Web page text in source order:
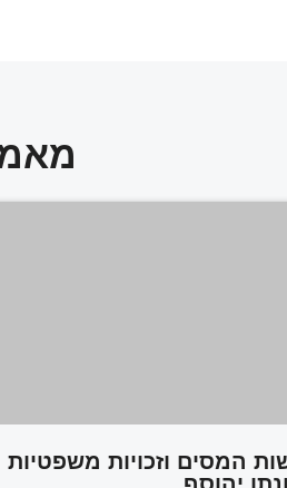
המסים וזכויות משפטיות